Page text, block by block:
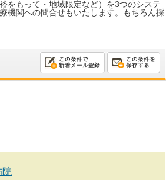
をもって・地域限定など）を3つのシステ
機関への問合せもいたします。もちろん採
院